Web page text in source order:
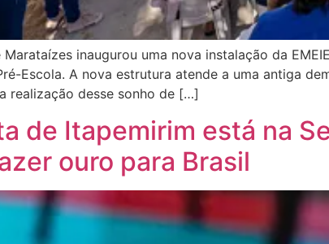
inaugurou uma nova instalação da
Escola. A nova estrutura atende a uma antiga
realização desse sonho de […]
de Itapemirim está na
ouro para Brasil